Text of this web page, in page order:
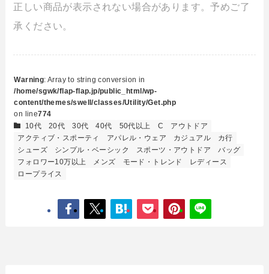
正しい商品が表示されない場合があります。予めご了
承ください。
Warning: Array to string conversion in
/home/sgwk/flap-flap.jp/public_html/wp-
content/themes/swell/classes/Utility/Get.php
on line774
10代
20代 30代 40代 50代以上 C
アウトドア
アクティブ・スポーティ
アパレル・ウェア カジュアル
カ行
シューズ
シンプル・ベーシック スポーツ・アウトドア
バッグ
フォロワー10万以上
メンズ モード・トレンド
レディース
ロープライス